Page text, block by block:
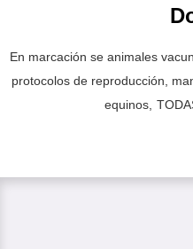
En marcación se animales
protocolos de reproducción,
equinos,